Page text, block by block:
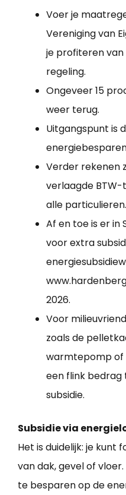
Voer je
Vereniging van
je profiteren
regeling.
Ongeveer 15
weer terug.
Uitgangspunt is
Verder rekenen
verlaagde
alle particulieren.
Af en toe is er in
voor extra
2026.
Voor
zoals de
warmtepomp of
een flink bedrag
subsidie.
Subsidie via
Het is duidelijk: je kunt
van dak, gevel of
te besparen op de